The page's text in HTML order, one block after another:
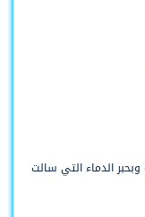
وبحبر الدماء التي سالت